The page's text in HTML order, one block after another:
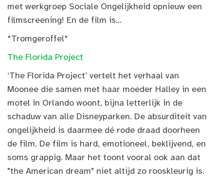
met werkgroep Sociale Ongelijkheid opnieuw een
filmscreening! En de film is...
*Tromgeroffel*
The Florida Project
‘The Florida Project’ vertelt het verhaal van
Moonee die samen met haar moeder Halley in een
motel in Orlando woont, bijna letterlijk in de
schaduw van alle Disneyparken. De absurditeit van
ongelijkheid is daarmee dé rode draad doorheen
de film. De film is hard, emotioneel, beklijvend, en
soms grappig. Maar het toont vooral ook aan dat
"the American dream" niet altijd zo rooskleurig is.